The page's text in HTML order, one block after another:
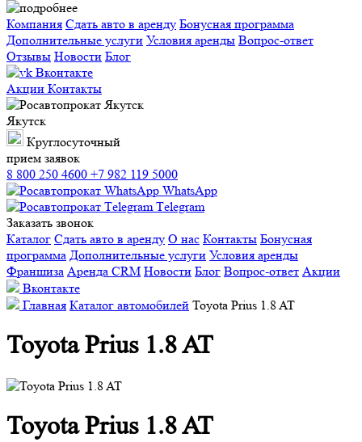
Компания Сдать авто в аренду Бонусная программа
Дополнительные услуги Условия аренды Вопрос-ответ
Отзывы Новости Блог
Вконтакте
Акции Контакты
Якутск
Круглосуточный
прием заявок
8 800 250 4600 +7 982 119 5000
WhatsApp
Тelegram
Заказать звонок
Каталог Сдать авто в аренду О нас Контакты Бонусная
программа Дополнительные услуги Условия аренды
Франшиза Аренда CRM Новости Блог Вопрос-ответ Акции
Вконтакте
Главная Каталог автомобилей Toyota Prius 1.8 AT
Toyota Prius 1.8 AT
Toyota Prius 1.8 AT